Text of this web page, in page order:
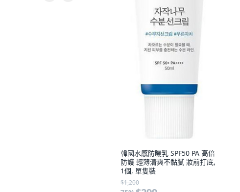
韓國水感防曬乳 SPF50 PA 高倍
防護 輕薄清爽不黏膩 妝前打底,
1個, 單隻裝
$1,200